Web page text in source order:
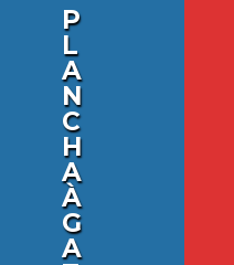
P
L
A
N
C
H
A
À
G
A